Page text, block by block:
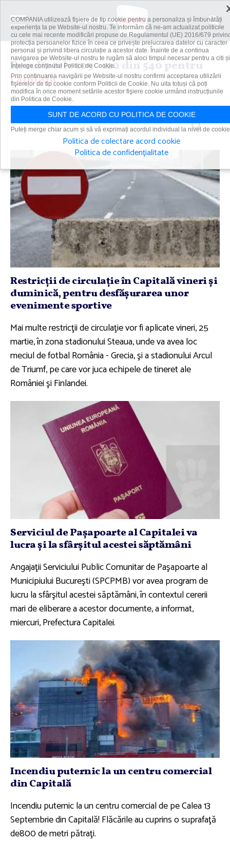
Rezultatele 109 - 120 din 540 pentru
capitala
Caută
Restricţii de circulaţie în Capitală vineri şi
duminică, pentru desfăşurarea unor
evenimente sportive
Mai multe restricţii de circulaţie vor fi aplicate vineri, 25
martie, în zona stadionului Steaua, unde va avea loc
meciul de fotbal România - Grecia, şi a stadionului Arcul
de Triumf, pe care vor juca echipele de tineret ale
României şi Finlandei.
Serviciul de Paşapoarte al Capitalei va
lucra şi la sfârşitul acestei săptămâni
Angajaţii Serviciului Public Comunitar de Paşapoarte al
Municipiului Bucureşti (SPCPMB) vor avea program de
lucru la sfârşitul acestei săptămâni, în contextul cererii
mari de eliberare a acestor documente, a informat,
miercuri, Prefectura Capitalei.
Incendiu puternic la un centru comercial
din Capitală
Incendiu puternic la un centru comercial de pe Calea 13
Septembrie din Capitală! Flăcările au cuprins o suprafaţă
de800 de metri pătraţi.
COMPANIA utilizează fişiere de tip cookie pentru a personaliza și îmbunătăți
experiența ta pe Website-ul nostru. Te informăm că ne-am actualizat politicile
cu cele mai recente modificări propuse de Regulamentul (UE) 2016/679
protecția persoanelor fizice în ceea ce privește prelucrarea datelor cu caracter
personal și privind libera circulație a acestor date. Înainte de a continua
navigarea pe Website-ul nostru te rugăm să aloci timpul necesar pentru a citi și
înțelege conținutul Politicii de Cookie.
Prin continuarea navigării pe Website-ul nostru confirmi acceptarea utilizării
fişierelor de tip cookie conform Politicii de Cookie. Nu uita totuși că poți
modifica în orice moment setările acestor fişiere cookie urmând instrucțiunile
din Politica de Cookie.
SUNT DE ACORD CU POLITICA DE COOKIE
Puteți merge chiar acum și să vă exprimați acordul individual la nivel de
Politica de colectare acord cookie
Politica de confidențialitate